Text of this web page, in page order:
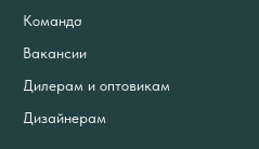
Команда
Вакансии
Дилерам и оптовикам
Дизайнерам